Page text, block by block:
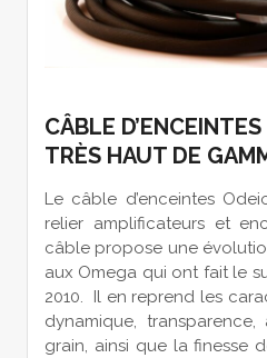
CÂBLE
TRÈS HAUT DE
Le câble d’enceintes
relier amplificateurs et
câble propose une
aux Omega qui ont fait le
2010. Il en reprend les
dynamique,
grain, ainsi que la finesse